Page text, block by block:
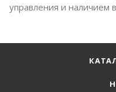
управления и наличием